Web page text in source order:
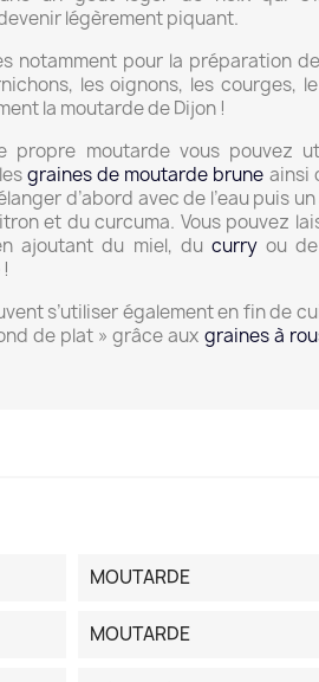
légèrement piquant.
notamment pour la préparation
les oignons, les courges,
la moutarde de Dijon !
propre moutarde vous pouvez
graines de moutarde brune ainsi
d’abord avec de l’eau puis
et du curcuma. Vous pouvez
ajoutant du miel, du curryou de
s’utiliser également en fin de
de plat » grâce aux graines à
MOUTARDE
MOUTARDE